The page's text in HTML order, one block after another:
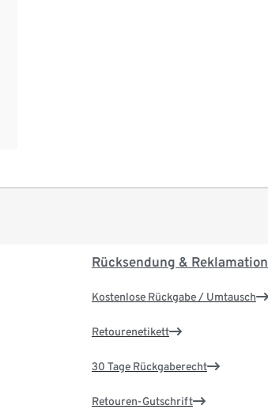
Rücksendung & Reklamation
Kostenlose Rückgabe / Umtausch
Retourenetikett
30 Tage Rückgaberecht
Retouren-Gutschrift